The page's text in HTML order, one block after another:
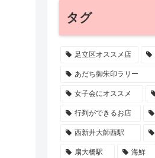
タグ
足立区オススメ店
あだち御朱印ラリー
女子会にオススメ
行列ができるお店
西新井大師西駅
扇大橋駅 海鮮